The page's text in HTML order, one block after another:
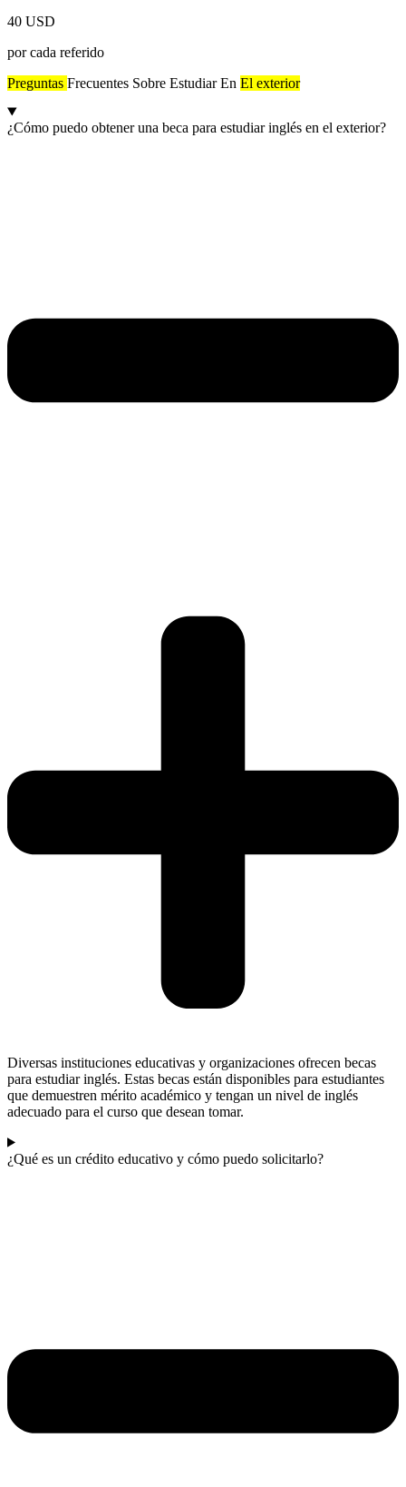
40 USD
por cada referido
Preguntas Frecuentes Sobre Estudiar En El exterior
¿Cómo puedo obtener una beca para estudiar inglés en el exterior?
Diversas instituciones educativas y organizaciones ofrecen becas
para estudiar inglés. Estas becas están disponibles para estudiantes
que demuestren mérito académico y tengan un nivel de inglés
adecuado para el curso que desean tomar.
¿Qué es un crédito educativo y cómo puedo solicitarlo?